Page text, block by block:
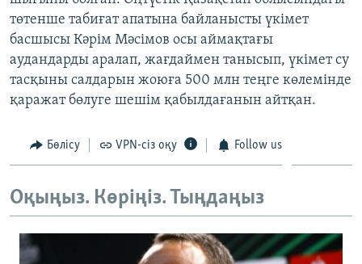
ЖАЗЫЛЫҢЫЗ
Басқа тілдерде
төтенше табиғат апатына байланысты үкімет
басшысы Кәрім Мәсімов осы аймақтағы
аудандарды аралап, жағдаймен танысып, үкімет су
тасқыны салдарын жоюға 500 млн теңге көлемінде
қаражат бөлуге шешім қабылдағанын айтқан.
Бөлісу VPN-сіз оқу Follow us
Оқыңыз. Көріңіз. Тыңдаңыз